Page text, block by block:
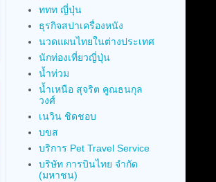
ททท ญี่ปุ่น
ธุรกิจสปาเครื่องหนัง
นวดแผนไทยในต่างประเทศ
นักท่องเที่ยวญี่ปุ่น
น้ำท่วม
น้ำเหนือ สุจริต คูณธนกุล
วงศ์
เนวิน ชิดชอบ
บขส
บริการ Pet Travel Service
บริษัท การบินไทย จำกัด
(มหาชน)